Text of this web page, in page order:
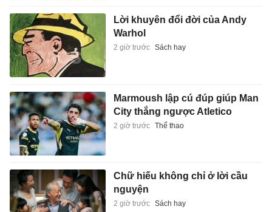
Lời khuyên đổi đời của Andy
Warhol
2 giờ trước Sách hay
Marmoush lập cú đúp giúp Man
City thắng ngược Atletico
2 giờ trước Thể thao
Chữ hiếu không chỉ ở lời cầu
nguyện
2 giờ trước Sách hay